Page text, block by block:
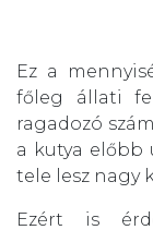
Ez a
főleg állati
ragadozó
a kutya előbb
tele lesz nagy
Ezért is